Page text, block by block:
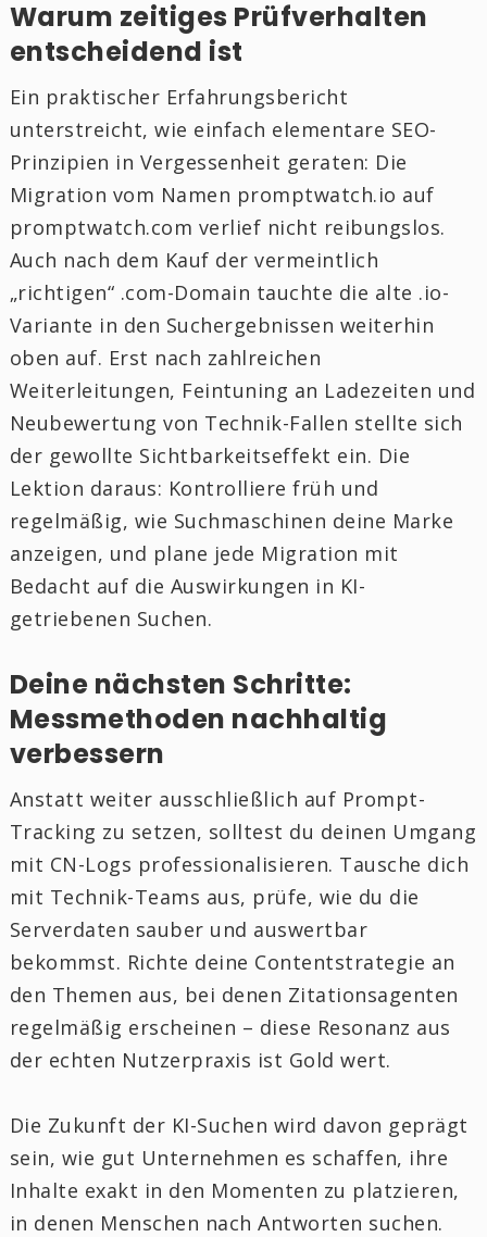
Warum zeitiges Prüfverhalten
entscheidend ist
Ein praktischer Erfahrungsbericht
unterstreicht, wie einfach elementare SEO-
Prinzipien in Vergessenheit geraten: Die
Migration vom Namen promptwatch.io auf
promptwatch.com verlief nicht reibungslos.
Auch nach dem Kauf der vermeintlich
„richtigen“ .com-Domain tauchte die alte .io-
Variante in den Suchergebnissen weiterhin
oben auf. Erst nach zahlreichen
Weiterleitungen, Feintuning an Ladezeiten und
Neubewertung von Technik-Fallen stellte sich
der gewollte Sichtbarkeitseffekt ein. Die
Lektion daraus: Kontrolliere früh und
regelmäßig, wie Suchmaschinen deine Marke
anzeigen, und plane jede Migration mit
Bedacht auf die Auswirkungen in KI-
getriebenen Suchen.
Deine nächsten Schritte:
Messmethoden nachhaltig
verbessern
Anstatt weiter ausschließlich auf Prompt-
Tracking zu setzen, solltest du deinen Umgang
mit CN-Logs professionalisieren. Tausche dich
mit Technik-Teams aus, prüfe, wie du die
Serverdaten sauber und auswertbar
bekommst. Richte deine Contentstrategie an
den Themen aus, bei denen Zitationsagenten
regelmäßig erscheinen – diese Resonanz aus
der echten Nutzerpraxis ist Gold wert.
Die Zukunft der KI-Suchen wird davon geprägt
sein, wie gut Unternehmen es schaffen, ihre
Inhalte exakt in den Momenten zu platzieren,
in denen Menschen nach Antworten suchen.